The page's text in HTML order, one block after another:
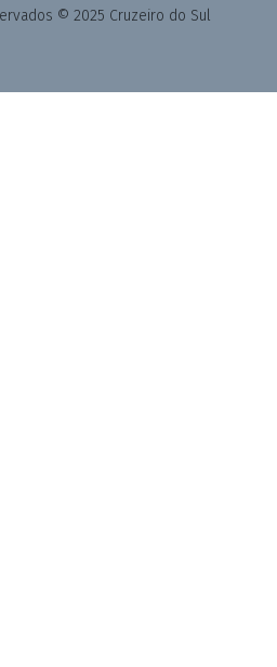
© 2025 Cruzeiro do Sul